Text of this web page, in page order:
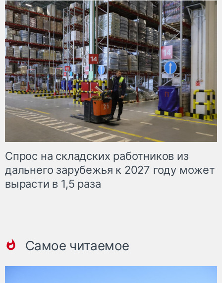
Спрос на складских работников из
дальнего зарубежья к 2027 году может
вырасти в 1,5 раза
Самое читаемое